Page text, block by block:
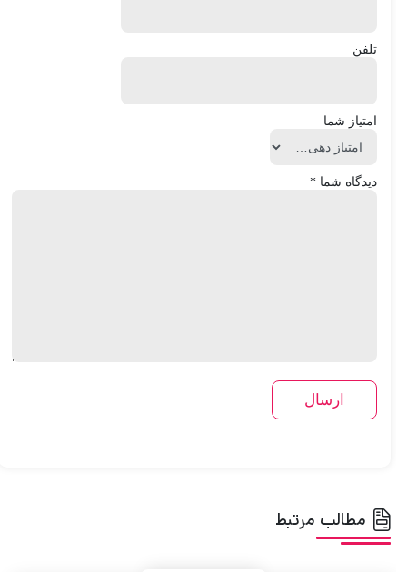
تلفن
امتیاز شما
دیدگاه شما*
مطالب مرتبط